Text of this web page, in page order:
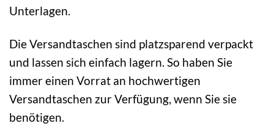
Unterlagen.
Die Versandtaschen sind platzsparend verpackt
und lassen sich einfach lagern. So haben Sie
immer einen Vorrat an hochwertigen
Versandtaschen zur Verfügung, wenn Sie sie
benötigen.